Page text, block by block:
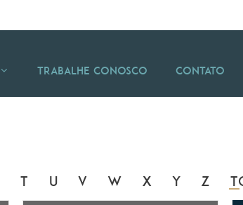
Trabalhe Conosco Contato
T U V W X Y Z